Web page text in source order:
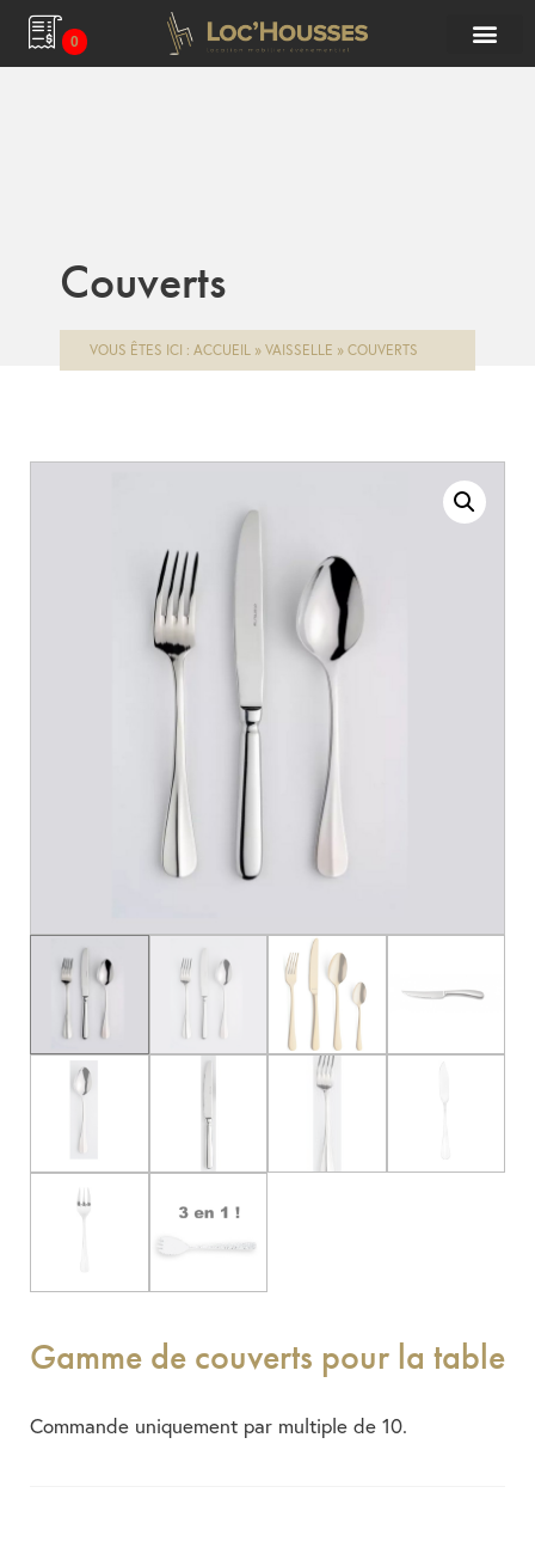
0
Couverts
VOUS ÊTES ICI : ACCUEIL » VAISSELLE » COUVERTS
Gamme de couverts pour la table
Commande uniquement par multiple de 10.